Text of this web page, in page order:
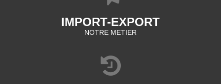
IMPORT-EXPORT
NOTRE METIER